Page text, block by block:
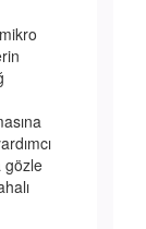
gözle